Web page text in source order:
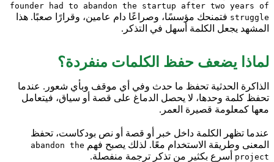
founder had to abandon the startup after two years of
struggle فتمنحك مؤسسًا، وصراعًا دام عامين، وقرارًا صعبًا. هذا
المشهد يجعل الكلمة أسهل في التذكر.
لماذا يضعف حفظ الكلمات منفردة؟
الذاكرة الحدثية تحفظ ما حدث وفي أي موقف وبأي شعور. عندما
تحفظ كلمة وحدها، لا يحصل الدماغ على قصة أو سياق، فيتعامل
معها كمعلومة قصيرة العمر.
عندما تظهر الكلمة داخل خبر أو قصة أو نص بودكاست، تحفظ
المعنى وطريقة الاستخدام معًا. لذلك يصبح فهم abandon the
project
أسرع بكثير من تذكر ترجمة منفصلة.